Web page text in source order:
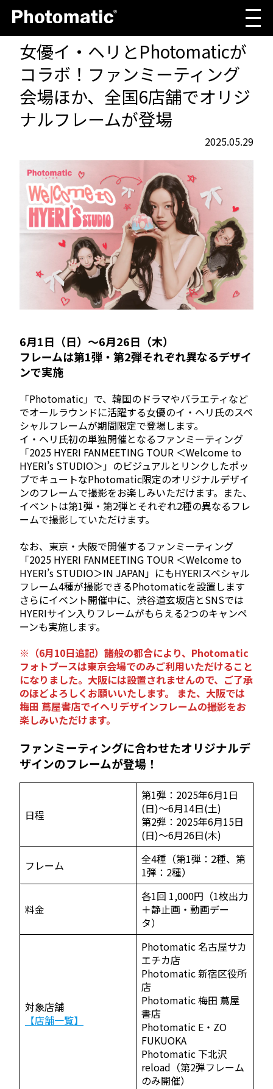
女優イ・ヘリとPhotomaticが
コラボ！ファンミーティング
会場ほか、全国6店舗でオリジ
ナルフレームが登場
2025.05.29
6月1日（日）～6月26日（木）
フレームは第1弾・第2弾それぞれ異なるデザイ
ンで実施
「Photomatic」で、韓国のドラマやバラエティなど
でオールラウンドに活躍する女優のイ・ヘリ氏のスペ
シャルフレームが期間限定で登場します。
イ・ヘリ氏初の単独開催となるファンミーティング
「2025 HYERI FANMEETING TOUR ＜Welcome to
HYERI’s STUDIO＞」のビジュアルとリンクしたポッ
プでキュートなPhotomatic限定のオリジナルデザイ
ンのフレームで撮影をお楽しみいただけます。また、
イベントは第1弾・第2弾とそれぞれ2種の異なるフレ
ームで撮影していただけます。
なお、東京・ 大阪で開催するファンミーティング
「2025 HYERI FANMEETING TOUR ＜Welcome to
HYERI’s STUDIO＞IN JAPAN」にもHYERIスペシャル
フレーム4種が撮影できるPhotomaticを設置します
さらにイベント開催中に、渋谷道玄坂店とSNSでは
HYERIサイン入りフレームがもらえる2つのキャンペ
ーンも実施します。
※（6月10日追記）諸般の都合により、Photomatic
フォトブースは東京会場でのみご利用いただけること
になりました。大阪には設置されませんので、ご了承
のほどよろしくお願いいたします。 また、大阪では
梅田 蔦屋書店でイヘリデザインフレームの撮影をお
楽しみいただけます。
ファンミーティングに合わせたオリジナルデ
ザインのフレームが登場！
日程
第1弾：2025年6月1日
(日)～6月14日(土)
第2弾：2025年6月15日
(日)～6月26日(木)
フレーム
全4種（第1弾：2種、第
1弾：2種）
料金
各1回 1,000円（1枚出力
＋静止画・動画デー
タ）
対象店舗
【店舗一覧】
Photomatic 名古屋サカ
エチカ店
Photomatic 新宿区役所
店
Photomatic 梅田 蔦屋
書店
Photomatic E・ZO
FUKUOKA
Photomatic 下北沢
reload（第2弾フレーム
のみ開催）